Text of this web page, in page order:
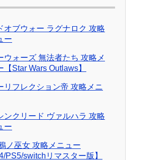
オブウォー ラグナロク 攻略
ー
ウォーズ 無法者たち 攻略メ
【Star Wars Outlaws】
リフレクション帝 攻略メニ
ンクリード ヴァルハラ 攻略
ー
ノ巫女 攻略メニュー
PS5/switchリマスター版】